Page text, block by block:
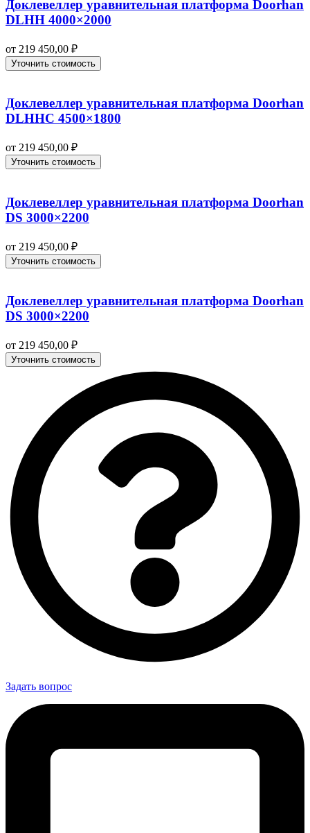
Доклевеллер уравнительная платформа Doorhan
DLHH 4000×2000
от 219 450,00 ₽
Уточнить стоимость
Доклевеллер уравнительная платформа Doorhan
DLHHC 4500×1800
от 219 450,00 ₽
Уточнить стоимость
Доклевеллер уравнительная платформа Doorhan
DS 3000×2200
от 219 450,00 ₽
Уточнить стоимость
Доклевеллер уравнительная платформа Doorhan
DS 3000×2200
от 219 450,00 ₽
Уточнить стоимость
Задать вопрос